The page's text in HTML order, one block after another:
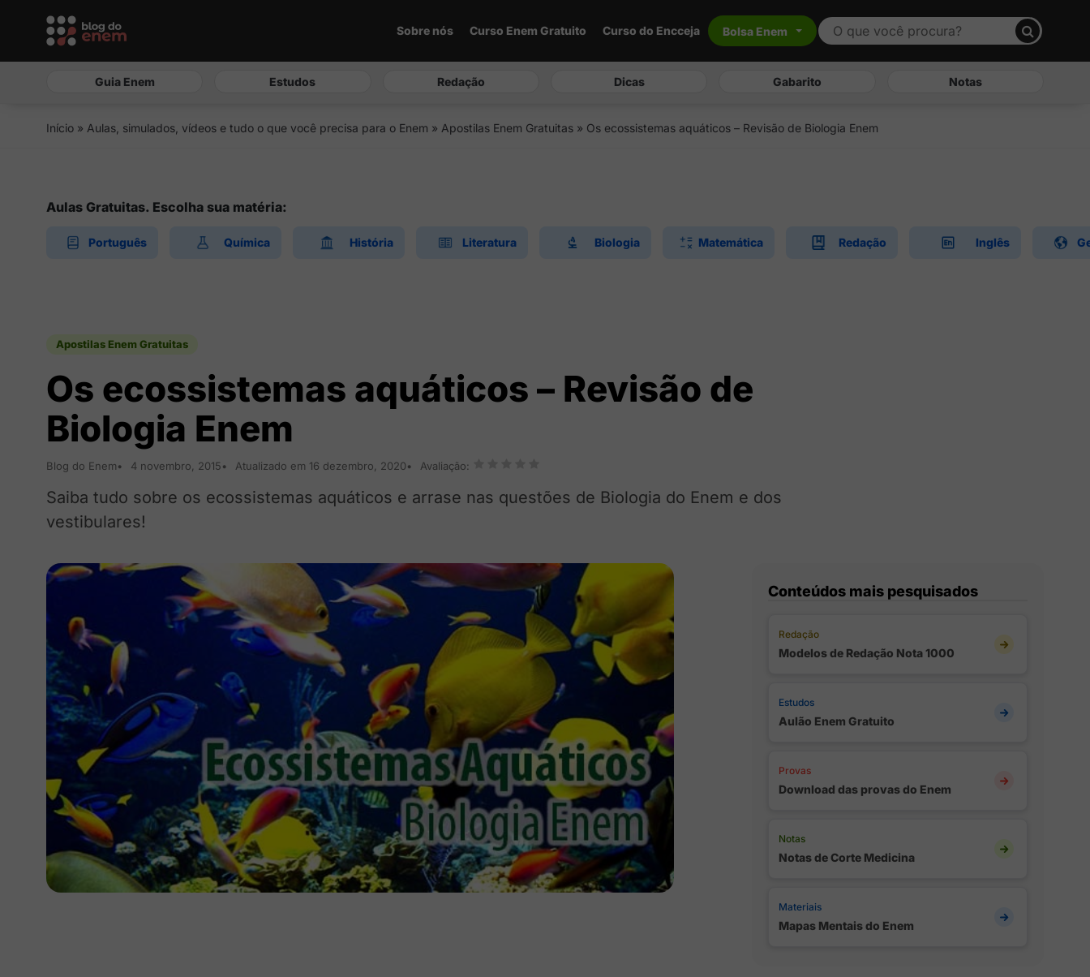
Sobre nós Curso Enem Gratuito Curso do Encceja Bolsa Enem
Guia Enem Estudos Redação Dicas Gabarito Notas
Início » Aulas, simulados, vídeos e tudo o que você precisa para o Enem » Apostilas Enem Gratuitas » Os ecossistemas aquáticos – Revisão de Biologia Enem
Aulas Gratuitas. Escolha sua matéria:
Português Química História Literatura Biologia Matemática Redação Inglês
Apostilas Enem Gratuitas
Os ecossistemas aquáticos – Revisão de
Biologia Enem
Blog do Enem 4 novembro, 2015 Atualizado em 16 dezembro, 2020 Avaliação:
Saiba tudo sobre os ecossistemas aquáticos e arrase nas questões de Biologia do Enem e dos
vestibulares!
Conteúdos mais pesquisados
Redação
Modelos de Redação Nota 1000
Estudos
Aulão Enem Gratuito
Provas
Download das provas do Enem
Notas
Notas de Corte Medicina
Materiais
Mapas Mentais do Enem